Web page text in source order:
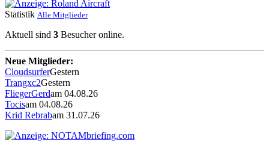
Statistik Alle Mitglieder
Aktuell sind 3 Besucher online.
Neue Mitglieder:
CloudsurferGestern
Trangxc2Gestern
FliegerGerdam 04.08.26
Tocisam 04.08.26
Krid Rebrabam 31.07.26